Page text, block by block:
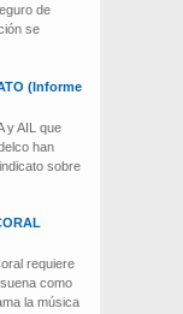
de
se
(Informe
y AIL que
han
sobre
requiere
como
la música